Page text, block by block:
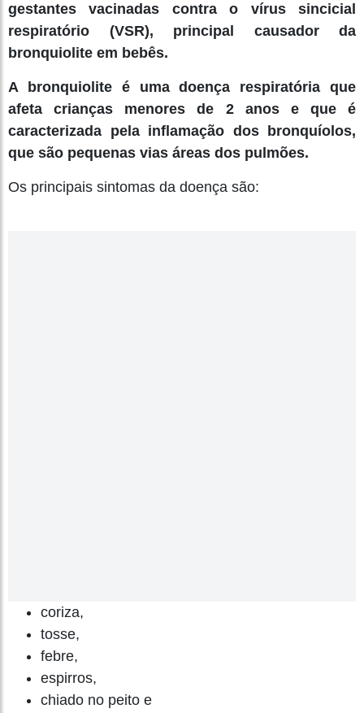
gestantes vacinadas contra o vírus sincicial
respiratório (VSR), principal causador da
bronquiolite em bebês.
A bronquiolite é uma doença respiratória que
afeta crianças menores de 2 anos e que é
caracterizada pela inflamação dos bronquíolos,
que são pequenas vias áreas dos pulmões.
Os principais sintomas da doença são:
coriza,
tosse,
febre,
espirros,
chiado no peito e